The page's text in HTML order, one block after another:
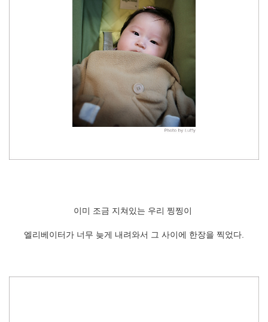
이미 조금 지쳐있는 우리 찡찡이
엘리베이터가 너무 늦게 내려와서 그 사이에 한장을 찍었다.